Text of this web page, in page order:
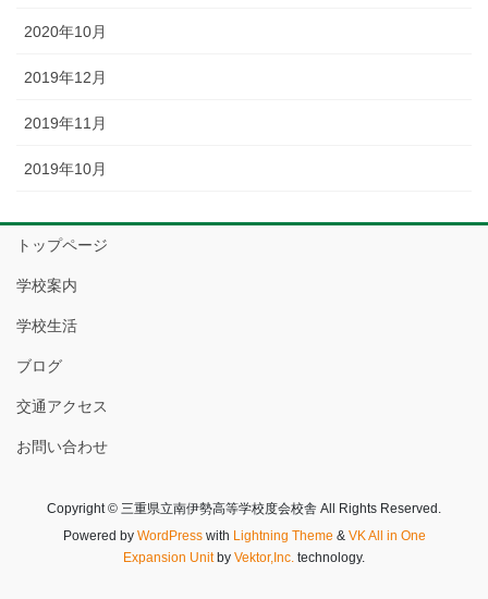
2020年10月
2019年12月
2019年11月
2019年10月
トップページ
学校案内
学校生活
ブログ
交通アクセス
お問い合わせ
Copyright © 三重県立南伊勢高等学校度会校舎 All Rights Reserved.
Powered by WordPresswith Lightning Theme & VK All in One
Expansion Unitby Vektor,Inc. technology.